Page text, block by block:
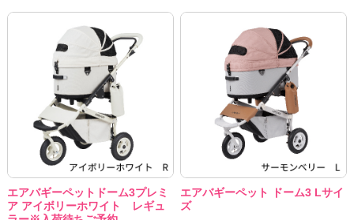
エアバギーペットドーム3プレミ
ア アイボリーホワイト レギュ
エアバギーペット ドーム3 Lサイ
ズ